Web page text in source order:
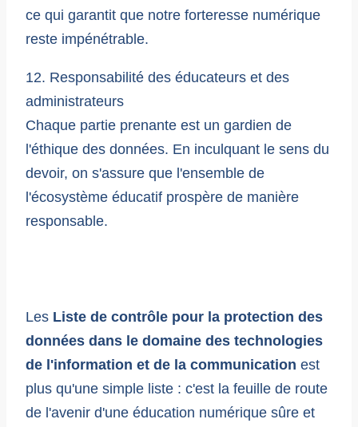
ce qui garantit que notre forteresse numérique
reste impénétrable.
12. Responsabilité des éducateurs et des
administrateurs
Chaque partie prenante est un gardien de
l'éthique des données. En inculquant le sens du
devoir, on s'assure que l'ensemble de
l'écosystème éducatif prospère de manière
responsable.
Les Liste de contrôle pour la protection des
données dans le domaine des technologies
de l'information et de la communication est
plus qu'une simple liste : c'est la feuille de route
de l'avenir d'une éducation numérique sûre et